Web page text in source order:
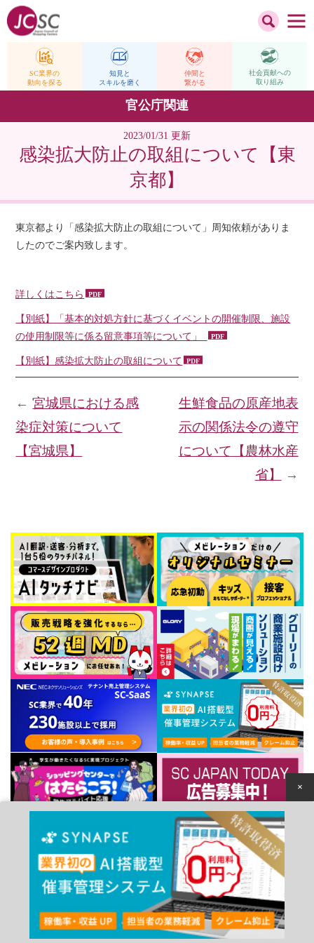
SC業界の
動向を探る
知見と
スキルを磨く
仲間と
繋がる
社会貢献への
取り組み
官公庁関連
2023/01/31 更新
感染拡大防止の取組について【東
京都】
東京都より「感染拡大防止の取組について」周知依頼がありま
したのでご案内致します。
詳しくはこちら
【別紙】「基本的対処方針に基づくイベントの開催制限、施設
の使用制限等に係る留意事項等について」_
【別紙】感染拡大防止の取組について
生鮮食品の原産地表
示の関係法令の遵守
について【農林水産
省】
→
←宮城県における感
染症対策について
【宮城県】
個人情報保護方針
© 2022 Japan Council of Shopping Centers
×